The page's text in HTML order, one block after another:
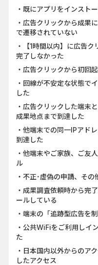
・既にアプリをインスト
・広告クリックから成果
で遷移されていない
・【1時間以内】に広告
完了しなかった
・広告クリックから初回
・回線が不安定な状態で
した
・広告クリックした端末
成果地点まで到達した
・他端末での同一IPアド
到達した
・他端末やご家族、ご友
ル
・不正･虚偽の申請、その
・成果調査依頼時から完
ールしている
・端末の「追跡型広告を
・公共WiFiをご利用しイ
た
・日本国内以外からのア
したアクセス